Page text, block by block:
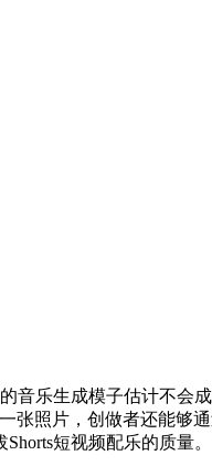
乐生成模子估计不会成
照片，创做者还能够
短视频配乐的质量。